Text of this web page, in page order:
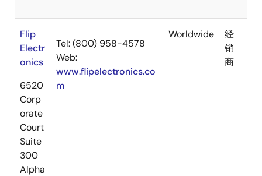
Flip
Electr
onics
6520
Corp
orate
Court
Suite
300
Alpha
Tel: (800) 958-4578
Web:
www.flipelectronics.co
m
Worldwide
经
销
商